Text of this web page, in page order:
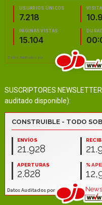
SUSCRIPTORES
auditado disponible):